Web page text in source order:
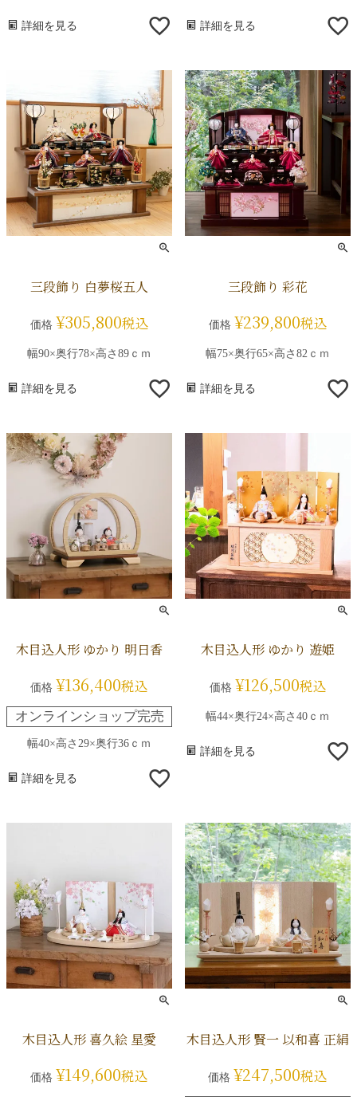
詳細を見る 詳細を見る
三段飾り 白夢桜五人
価格 ¥305,800税込
幅90×奥行78×高さ89ｃｍ
詳細を見る
三段飾り 彩花
価格 ¥239,800税込
幅75×奥行65×高さ82ｃｍ
詳細を見る
木目込人形 ゆかり 明日香
価格 ¥136,400税込
オンラインショップ完売
幅40×高さ29×奥行36ｃｍ
詳細を見る
木目込人形 ゆかり 遊姫
価格 ¥126,500税込
幅44×奥行24×高さ40ｃｍ
詳細を見る
木目込人形 喜久絵 星愛
価格 ¥149,600税込
木目込人形 賢一 以和喜 正絹
価格 ¥247,500税込